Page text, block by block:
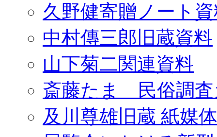
久野健寄贈ノート
中村傳三郎旧蔵資料
山下菊二関連資料
斎藤たま 民俗調査
及川尊雄旧蔵 紙媒